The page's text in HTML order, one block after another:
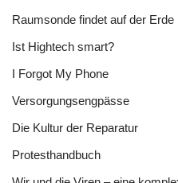
Raumsonde findet auf der
Ist Hightech smart?
I Forgot My Phone
Versorgungsengpässe
Die Kultur der Reparatur
Protesthandbuch